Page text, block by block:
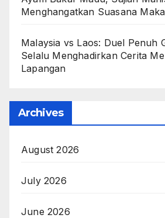
Menghangatkan Suasana
Malaysia vs Laos: Duel Penuh
Selalu Menghadirkan Cerita
Lapangan
Archives
August 2026
July 2026
June 2026